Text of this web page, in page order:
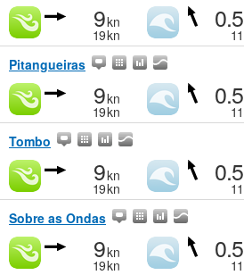
9kn
19kn
0.5
11
Pitangueiras
9kn
19kn
0.5
11
Tombo
9kn
19kn
0.5
11
Sobre as Ondas
9kn
19kn
0.5
11